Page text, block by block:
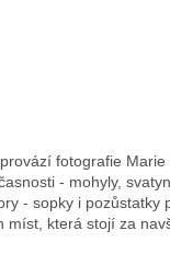
fotografie Marie
- mohyly,
- sopky i pozůstatky
míst, která stojí za